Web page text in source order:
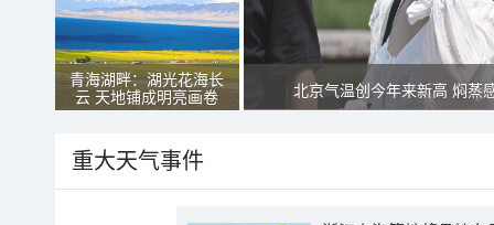
青海湖畔：湖光花海长
云 天地铺成明亮画卷
北京气温创今年来新高 焖蒸
重大天气事件